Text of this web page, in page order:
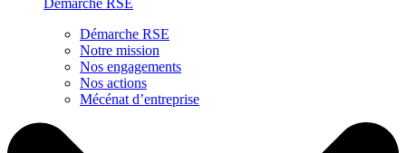
Démarche RSE
Notre mission
Nos engagements
Nos actions
Mécénat d’entreprise